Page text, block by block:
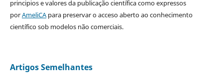
principios e valores da publicação científica como expressos
porAmeliCApara preservar o acceso aberto ao conhecimento
científico sob modelos não comerciais.
Artigos Semelhantes